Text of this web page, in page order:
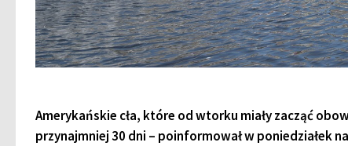
Amerykańskie cła, które od wtorku miały zacząć
przynajmniej 30 dni – poinformował w poniedziałek